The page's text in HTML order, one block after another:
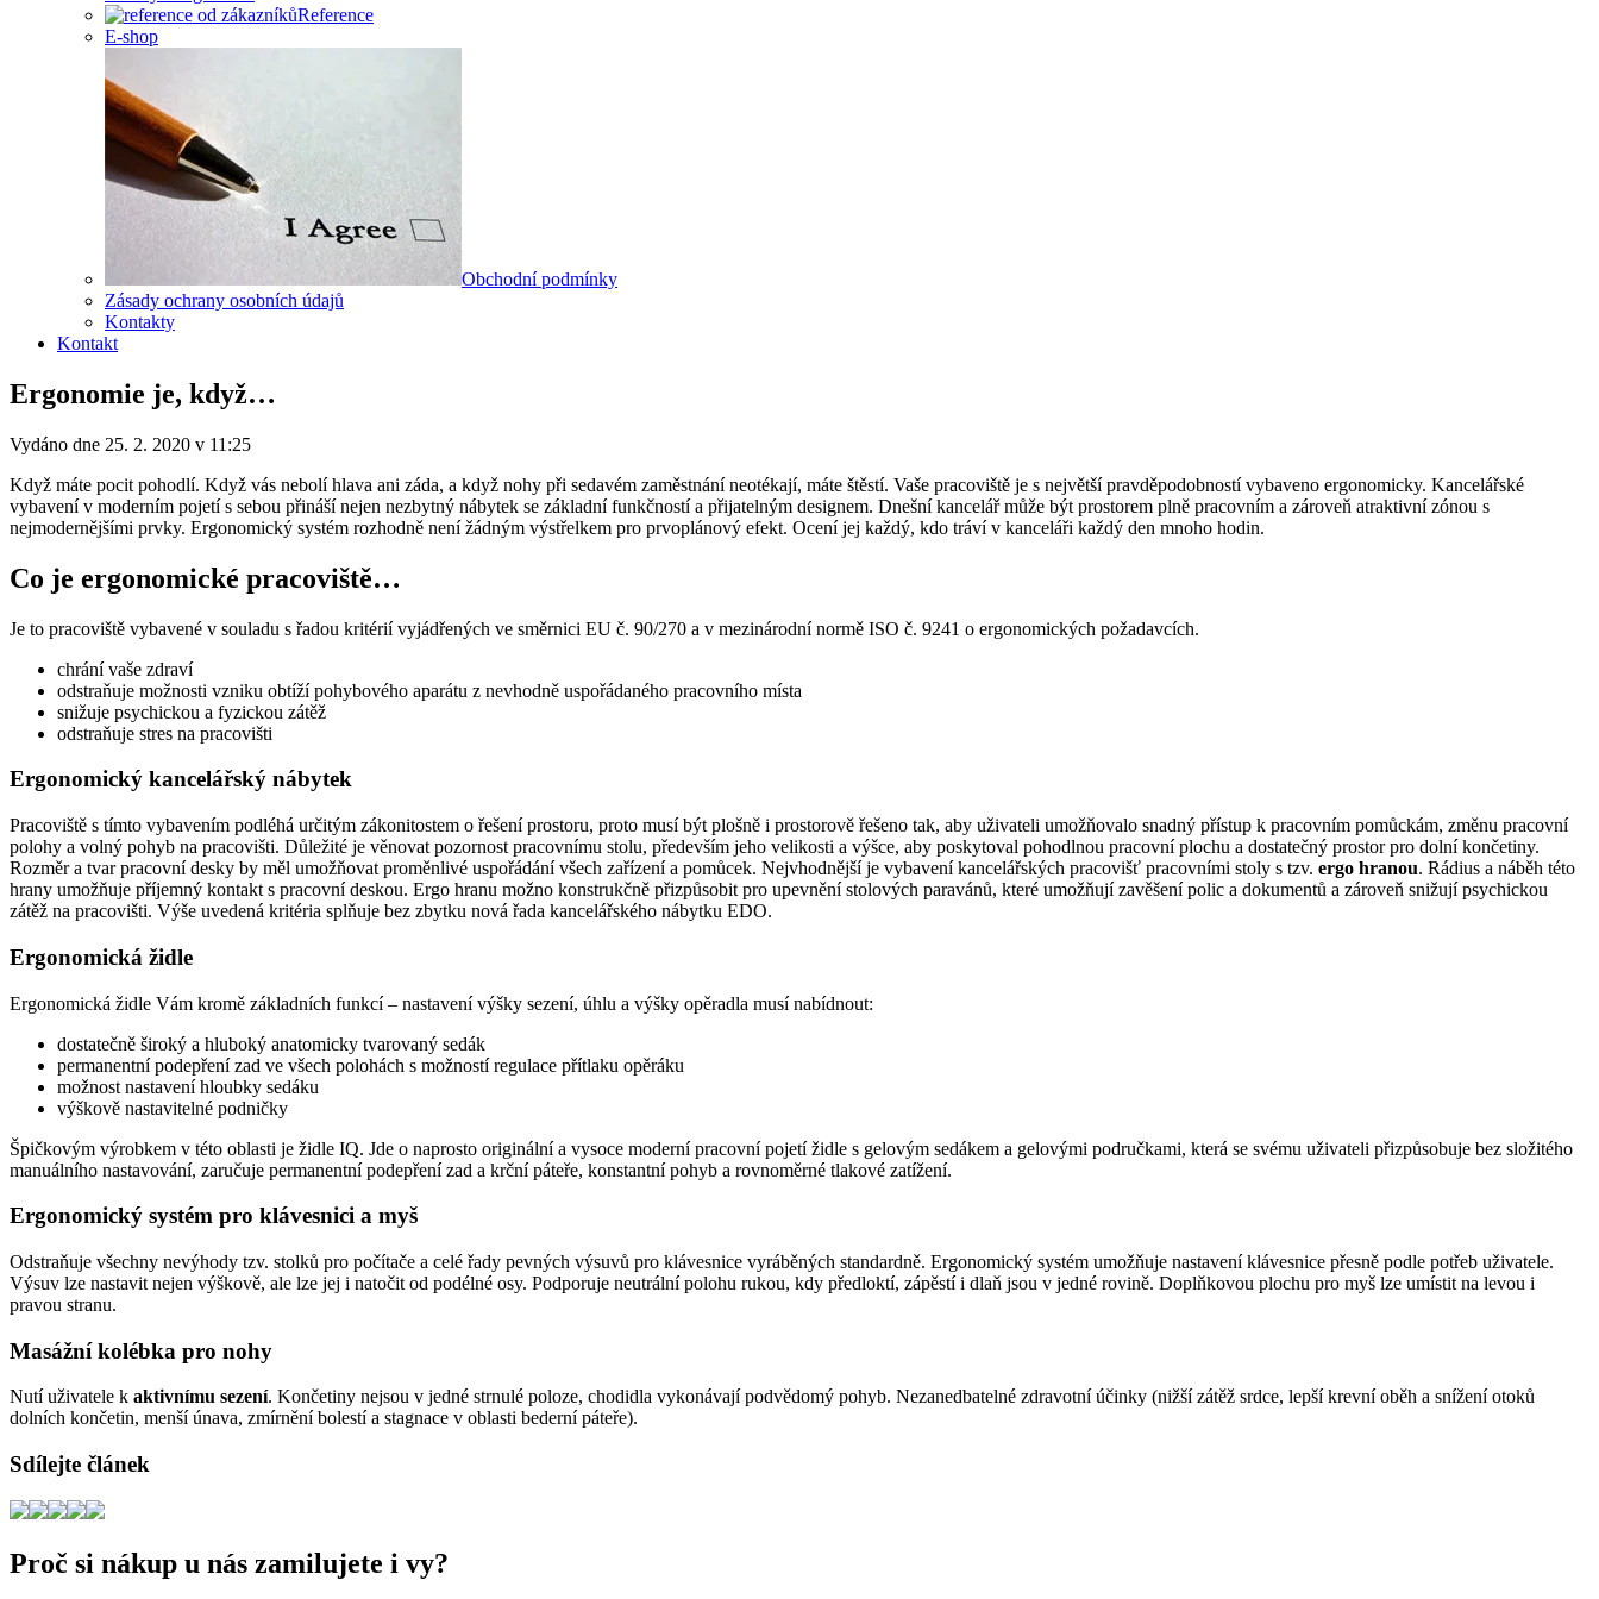
Reference
E-shop
Obchodní podmínky
Zásady ochrany osobních údajů
Kontakty
Kontakt
Ergonomie je, když…
Vydáno dne 25. 2. 2020 v 11:25
Když máte pocit pohodlí. Když vás nebolí hlava ani záda, a když nohy při sedavém zaměstnání neotékají, máte štěstí. Vaše pracoviště je s největší pravděpodobností vybaveno ergonomicky. Kancelářské
vybavení v moderním pojetí s sebou přináší nejen nezbytný nábytek se základní funkčností a přijatelným designem. Dnešní kancelář může být prostorem plně pracovním a zároveň atraktivní zónou s
nejmodernějšími prvky. Ergonomický systém rozhodně není žádným výstřelkem pro prvoplánový efekt. Ocení jej každý, kdo tráví v kanceláři každý den mnoho hodin.
Co je ergonomické pracoviště…
Je to pracoviště vybavené v souladu s řadou kritérií vyjádřených ve směrnici EU č. 90/270 a v mezinárodní normě ISO č. 9241 o ergonomických požadavcích.
chrání vaše zdraví
odstraňuje možnosti vzniku obtíží pohybového aparátu z nevhodně uspořádaného pracovního místa
snižuje psychickou a fyzickou zátěž
odstraňuje stres na pracovišti
Ergonomický kancelářský nábytek
Pracoviště s tímto vybavením podléhá určitým zákonitostem o řešení prostoru, proto musí být plošně i prostorově řešeno tak, aby uživateli umožňovalo snadný přístup k pracovním pomůckám, změnu pracovní
polohy a volný pohyb na pracovišti. Důležité je věnovat pozornost pracovnímu stolu, především jeho velikosti a výšce, aby poskytoval pohodlnou pracovní plochu a dostatečný prostor pro dolní končetiny.
Rozměr a tvar pracovní desky by měl umožňovat proměnlivé uspořádání všech zařízení a pomůcek. Nejvhodnější je vybavení kancelářských pracovišť pracovními stoly s tzv. ergo hranou. Rádius a náběh této
hrany umožňuje příjemný kontakt s pracovní deskou. Ergo hranu možno konstrukčně přizpůsobit pro upevnění stolových paravánů, které umožňují zavěšení polic a dokumentů a zároveň snižují psychickou
zátěž na pracovišti. Výše uvedená kritéria splňuje bez zbytku nová řada kancelářského nábytku EDO.
Ergonomická židle
Ergonomická židle Vám kromě základních funkcí – nastavení výšky sezení, úhlu a výšky opěradla musí nabídnout:
dostatečně široký a hluboký anatomicky tvarovaný sedák
permanentní podepření zad ve všech polohách s možností regulace přítlaku opěráku
možnost nastavení hloubky sedáku
výškově nastavitelné podničky
Špičkovým výrobkem v této oblasti je židle IQ. Jde o naprosto originální a vysoce moderní pracovní pojetí židle s gelovým sedákem a gelovými područkami, která se svému uživateli přizpůsobuje bez složitého
manuálního nastavování, zaručuje permanentní podepření zad a krční páteře, konstantní pohyb a rovnoměrné tlakové zatížení.
Ergonomický systém pro klávesnici a myš
Odstraňuje všechny nevýhody tzv. stolků pro počítače a celé řady pevných výsuvů pro klávesnice vyráběných standardně. Ergonomický systém umožňuje nastavení klávesnice přesně podle potřeb uživatele.
Výsuv lze nastavit nejen výškově, ale lze jej i natočit od podélné osy. Podporuje neutrální polohu rukou, kdy předloktí, zápěstí i dlaň jsou v jedné rovině. Doplňkovou plochu pro myš lze umístit na levou i
pravou stranu.
Masážní kolébka pro nohy
Nutí uživatele k aktivnímu sezení. Končetiny nejsou v jedné strnulé poloze, chodidla vykonávají podvědomý pohyb. Nezanedbatelné zdravotní účinky (nižší zátěž srdce, lepší krevní oběh a snížení otoků
dolních končetin, menší únava, zmírnění bolestí a stagnace v oblasti bederní páteře).
Sdílejte článek
Proč si nákup u nás zamilujete i vy?